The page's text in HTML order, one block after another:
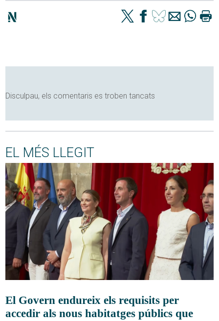
Disculpau, els comentaris es troben tancats
EL MÉS LLEGIT
El Govern endureix els requisits per
accedir als nous habitatges públics que